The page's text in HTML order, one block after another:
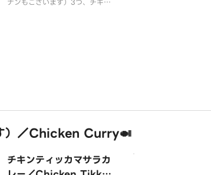
）／Chicken Curry🍛
チキンティッカマサラカ